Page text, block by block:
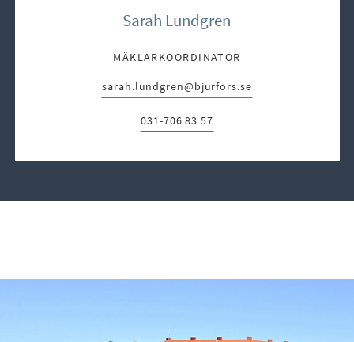
Sarah Lundgren
MÄKLARKOORDINATOR
E-post:
sarah.lundgren@bjurfors.se
Telefon:
031-706 83 57